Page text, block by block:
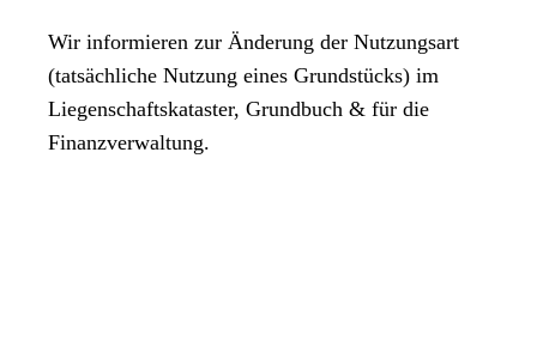
Wir informieren zur Änderung der Nutzungsart
(tatsächliche Nutzung eines Grundstücks) im
Liegenschaftskataster, Grundbuch & für die
Finanzverwaltung.